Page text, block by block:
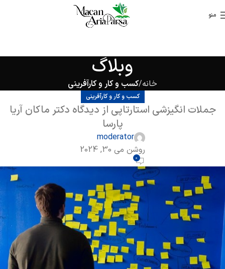
منو
وبلاگ
خانه کسب و کار و کارآفرینی
کسب و کار و کارآفرینی
جملات انگیزشی استارتاپی از دیدگاه دکتر ماکان آریا
پارسا
moderator
روشن می 30, 2024
0